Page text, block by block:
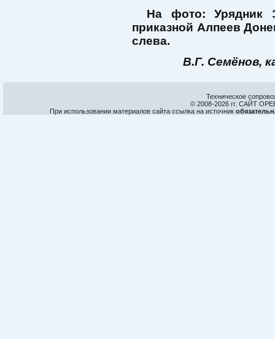
На фото: Урядник
приказной Алпеев
слева.
В.Г. Семёнов,
Техническое
© 2008-2026 гг. САЙТ
При использовании материалов сайта ссылка на источник